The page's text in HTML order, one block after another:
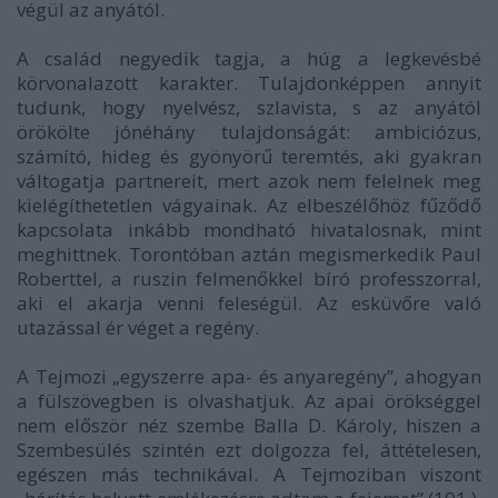
végül az anyától.
A család negyedik tagja, a húg a legkevésbé
körvonalazott karakter. Tulajdonképpen annyit
tudunk, hogy nyelvész, szlavista, s az anyától
örökölte jónéhány tulajdonságát: ambiciózus,
számító, hideg és gyönyörű teremtés, aki gyakran
váltogatja partnereit, mert azok nem felelnek meg
kielégíthetetlen vágyainak. Az elbeszélőhöz fűződő
kapcsolata inkább mondható hivatalosnak, mint
meghittnek. Torontóban aztán megismerkedik Paul
Roberttel, a ruszin felmenőkkel bíró professzorral,
aki el akarja venni feleségül. Az esküvőre való
utazással ér véget a regény.
A Tejmozi „egyszerre apa- és anyaregény”, ahogyan
a fülszövegben is olvashatjuk. Az apai örökséggel
nem először néz szembe Balla D. Károly, hiszen a
Szembesülés szintén ezt dolgozza fel, áttételesen,
egészen más technikával. A Tejmoziban viszont